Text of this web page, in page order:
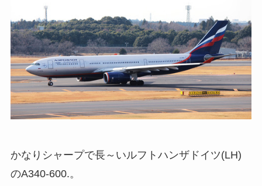
かなりシャープで長～いルフトハンザドイツ(LH)
のA340-600.。